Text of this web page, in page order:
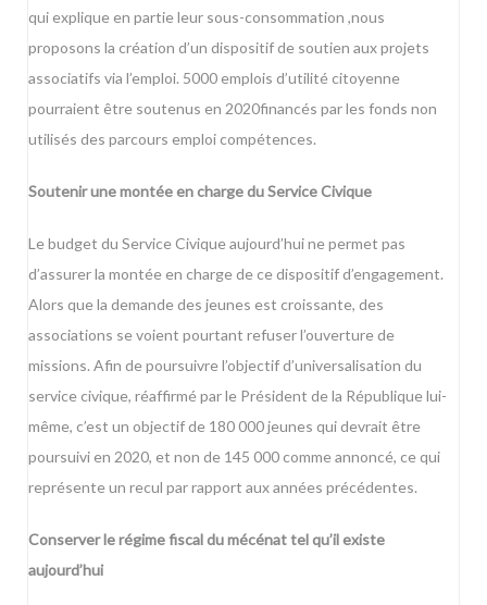
qui explique en partie leur sous-consommation ,nous
proposons la création d’un dispositif de soutien aux projets
associatifs via l’emploi. 5000 emplois d’utilité citoyenne
pourraient être soutenus en 2020financés par les fonds non
utilisés des parcours emploi compétences.
Soutenir une montée en charge du Service Civique
Le budget du Service Civique aujourd’hui ne permet pas
d’assurer la montée en charge de ce dispositif d’engagement.
Alors que la demande des jeunes est croissante, des
associations se voient pourtant refuser l’ouverture de
missions. Afin de poursuivre l’objectif d’universalisation du
service civique, réaffirmé par le Président de la République lui-
même, c’est un objectif de 180 000 jeunes qui devrait être
poursuivi en 2020, et non de 145 000 comme annoncé, ce qui
représente un recul par rapport aux années précédentes.
Conserver le régime fiscal du mécénat tel qu’il existe
aujourd’hui